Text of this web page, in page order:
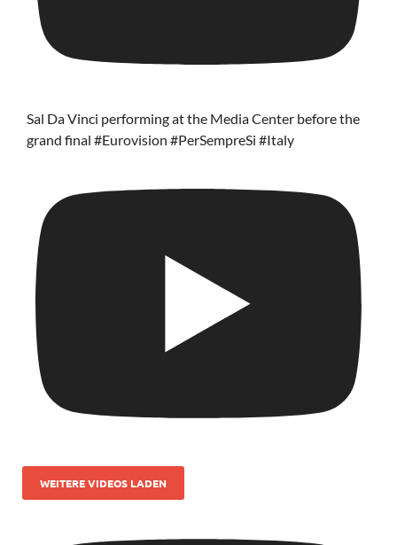
Sal Da Vinci performing at the Media Center before the
grand final #Eurovision #PerSempreSi #Italy
WEITERE VIDEOS LADEN